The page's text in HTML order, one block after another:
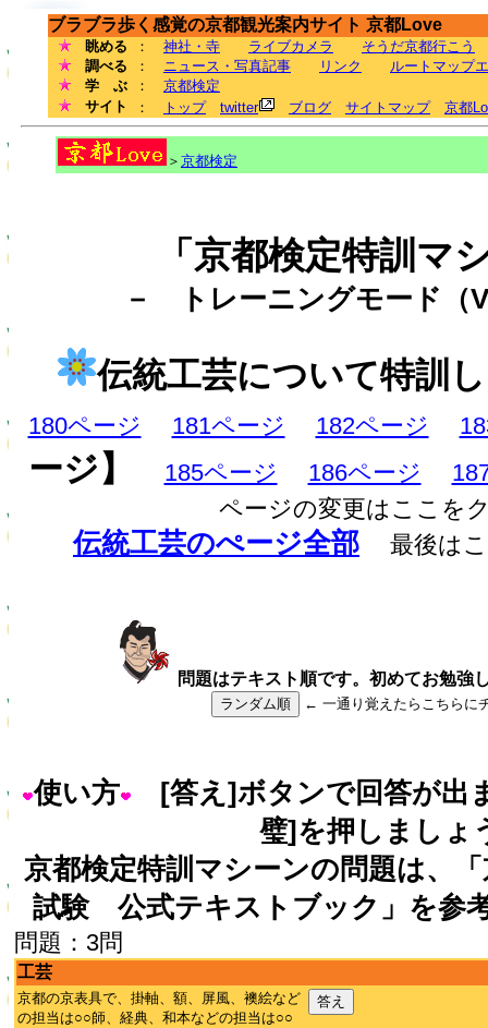
ブラブラ歩く感覚の京都観光案内サイト 京都Love
眺める ： 神社・寺 ライブカメラ
そうだ京都行こう
調べる
： ニュース・写真記事 リンク
ルートマップ
学 ぶ
： 京都検定
サイト
： トップ twitter ブログ サイトマップ 京都
＞ 京都検定
「京都検定特訓マ
－ トレーニングモード（
伝統工芸について特訓
180ページ 181ページ 182ページ
ージ】 185ページ 186ページ
ページの変更はここを
伝統工芸のぺージ全部 最後は
問題はテキスト順です。初めてお勉強
ランダム順 ← 一通り覚えたらこちらに
使い方
[答え]ボタンで回答が出
璧]を押しましょ
京都検定特訓マシーンの問題は、
試験 公式テキストブック」を参
問題：3問
工芸
京都の京表具で、掛軸、額、屏風、襖絵など
の担当は○○師、経典、和本などの担当は○○
答え